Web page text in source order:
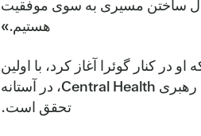
ساختن مسیری به سوی موفقیت
هستیم.»
در کنار گوئرا آغاز کرد، با اولین
نمایشگاه سلامت جامعه به رهبری Central Health، در آستانه
تحقق است.